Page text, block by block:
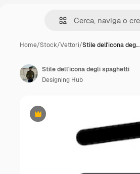
Home/Stock/Vettori/Stile dell'icona deg…
Premium
Stile dell'icona degli spaghetti
Designing Hub